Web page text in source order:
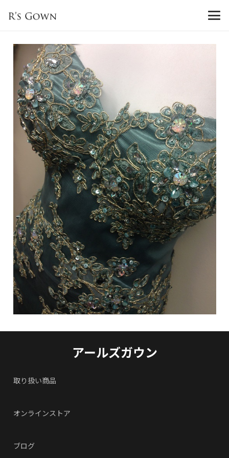
アールズガウン
取り扱い商品
オンラインストア
ブログ